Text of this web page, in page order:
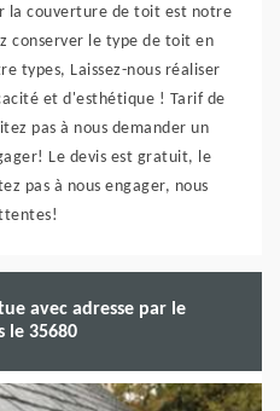
la couverture de toit est notre
conserver le type de toit en
types, Laissez-nous réaliser
et d'esthétique ! Tarif de
pas à nous demander un
Le devis est gratuit, le
pas à nous engager, nous
avec adresse par le
le 35680